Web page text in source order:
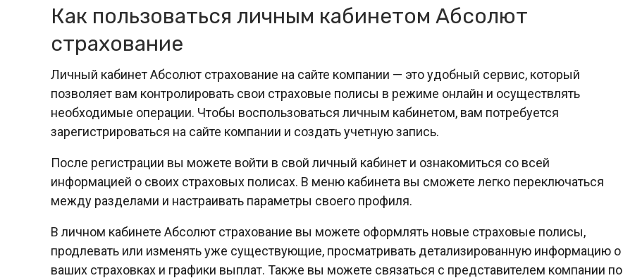
Как пользоваться личным кабинетом Абсолют
страхование
Личный кабинет Абсолют страхование на сайте компании — это удобный сервис, который
позволяет вам контролировать свои страховые полисы в режиме онлайн и осуществлять
необходимые операции. Чтобы воспользоваться личным кабинетом, вам потребуется
зарегистрироваться на сайте компании и создать учетную запись.
После регистрации вы можете войти в свой личный кабинет и ознакомиться со всей
информацией о своих страховых полисах. В меню кабинета вы сможете легко переключаться
между разделами и настраивать параметры своего профиля.
В личном кабинете Абсолют страхование вы можете оформлять новые страховые полисы,
продлевать или изменять уже существующие, просматривать детализированную информацию о
ваших страховках и графики выплат. Также вы можете связаться с представителем компании по